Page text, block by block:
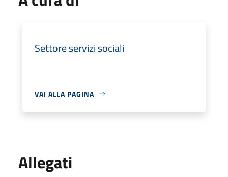
Settore servizi sociali
VAI ALLA PAGINA
Allegati